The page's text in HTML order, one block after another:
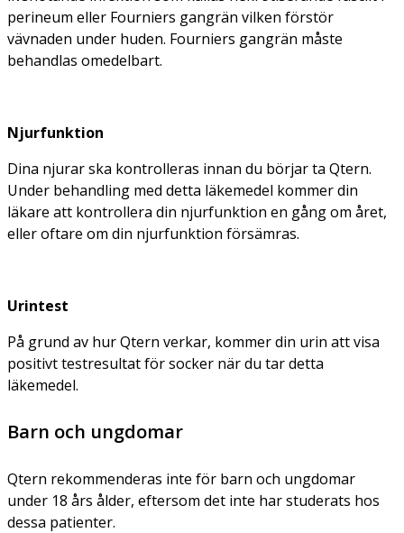
perineum eller Fourniers gangrän vilken förstör
vävnaden under huden. Fourniers gangrän måste
behandlas omedelbart.
Njurfunktion
Dina njurar ska kontrolleras innan du börjar ta Qtern.
Under behandling med detta läkemedel kommer din
läkare att kontrollera din njurfunktion en gång om året,
eller oftare om din njurfunktion försämras.
Urintest
På grund av hur Qtern verkar, kommer din urin att visa
positivt testresultat för socker när du tar detta
läkemedel.
Barn och ungdomar
Qtern rekommenderas inte för barn och ungdomar
under 18 års ålder, eftersom det inte har studerats hos
dessa patienter.